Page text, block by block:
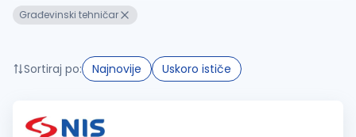
Građevinski tehničar
Sortiraj po: Najnovije Uskoro ističe